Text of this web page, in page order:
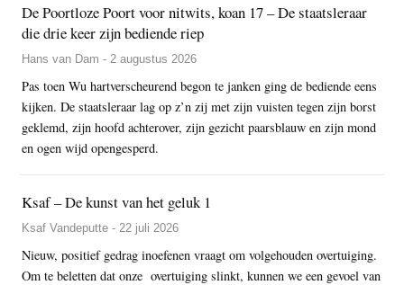
De Poortloze Poort voor nitwits, koan 17 – De staatsleraar
die drie keer zijn bediende riep
Hans van Dam - 2 augustus 2026
Pas toen Wu hartverscheurend begon te janken ging de bediende eens
kijken. De staatsleraar lag op z’n zij met zijn vuisten tegen zijn borst
geklemd, zijn hoofd achterover, zijn gezicht paarsblauw en zijn mond
en ogen wijd opengesperd.
Ksaf – De kunst van het geluk 1
Ksaf Vandeputte - 22 juli 2026
Nieuw, positief gedrag inoefenen vraagt om volgehouden overtuiging.
Om te beletten dat onze overtuiging slinkt, kunnen we een gevoel van